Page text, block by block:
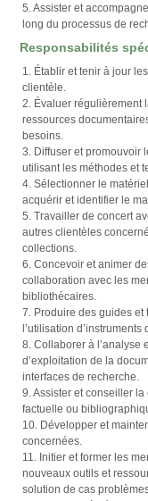
5. Assister et
long du processus de
Responsabilités
1. Établir et tenir à jour
clientèle.
2. Évaluer régulièrement
ressources
besoins.
3. Diffuser et promouvoir
utilisant les méthodes et
4. Sélectionner le
acquérir et identifier le
5. Travailler de concert
autres clientèles
collections.
6. Concevoir et animer
collaboration avec les
bibliothécaires.
7. Produire des guides
l’utilisation
8. Collaborer à l’analyse
d’exploitation de la
interfaces de recherche.
9. Assister et conseiller
factuelle ou
10. Développer et
concernées.
11. Initier et former les
nouveaux outils et
solution de cas